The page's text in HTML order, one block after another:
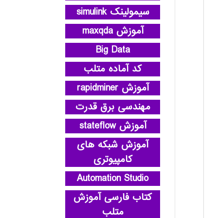
سیمولینک simulink
آموزش maxqda
Big Data
کد آماده متلب
آموزش rapidminer
مهندسی برق قدرت
آموزش stateflow
آموزش شبکه های
کامپیوتری
Automation Studio
کتاب فارسی آموزش
متلب